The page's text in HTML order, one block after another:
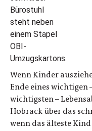
Wenn Kinder
Ende eines wichtigen
wichtigsten –
Hobrack über das
wenn das älteste